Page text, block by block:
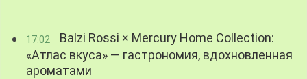
17:02
Balzi Rossi × Mercury Home Collection:
«Атлас вкуса» — гастрономия, вдохновленная
ароматами